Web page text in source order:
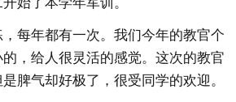
每年都有一次。我们今年的教官个
，给人很灵活的感觉。这次的教官
脾气却好极了，很受同学的欢迎。